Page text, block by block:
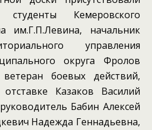
Кемеровского
им.Г.П.Левина, начальник
управления
округа Фролов
боевых действий,
Казаков Василий
Бабин Алексей
Надежда Геннадьевна,